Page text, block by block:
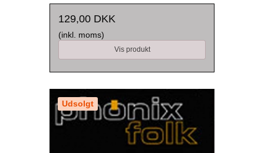
129,00 DKK
(inkl. moms)
Vis produkt
Udsolgt